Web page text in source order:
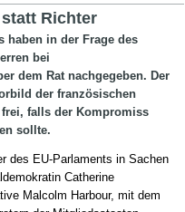
Richter
haben in der Frage des
bei
dem Rat nachgegeben. Der
der französischen
frei, falls der Kompromiss
sollte.
des EU-Parlaments in Sachen
Catherine
Malcolm Harbour, mit dem